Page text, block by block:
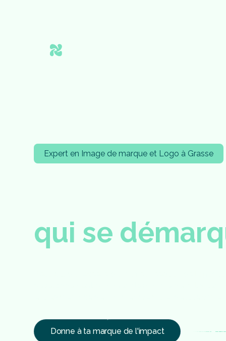
Expert en Image de marque et Logo à Grasse
qui se démarq
Donne à ta marque de l'impact Voir le